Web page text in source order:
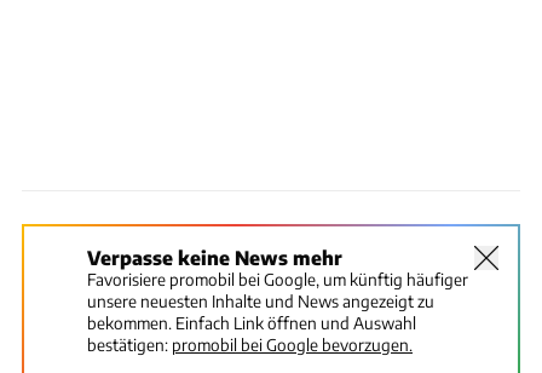
Verpasse keine News mehr
Favorisiere promobil bei Google, um künftig häufiger
unsere neuesten Inhalte und News angezeigt zu
bekommen. Einfach Link öffnen und Auswahl
bestätigen: promobil bei Google bevorzugen.